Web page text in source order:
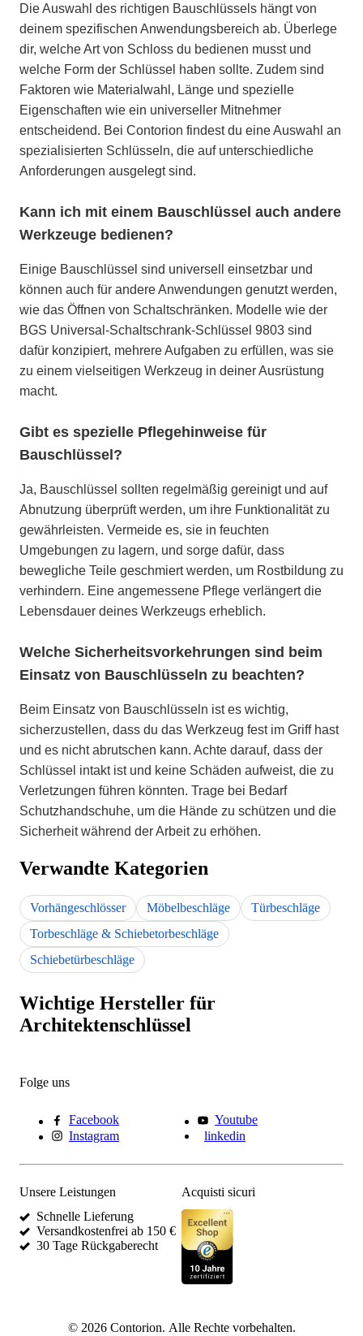
Die Auswahl des richtigen Bauschlüssels hängt von
deinem spezifischen Anwendungsbereich ab. Überlege
dir, welche Art von Schloss du bedienen musst und
welche Form der Schlüssel haben sollte. Zudem sind
Faktoren wie Materialwahl, Länge und spezielle
Eigenschaften wie ein universeller Mitnehmer
entscheidend. Bei Contorion findest du eine Auswahl an
spezialisierten Schlüsseln, die auf unterschiedliche
Anforderungen ausgelegt sind.
Kann ich mit einem Bauschlüssel auch andere
Werkzeuge bedienen?
Einige Bauschlüssel sind universell einsetzbar und
können auch für andere Anwendungen genutzt werden,
wie das Öffnen von Schaltschränken. Modelle wie der
BGS Universal-Schaltschrank-Schlüssel 9803 sind
dafür konzipiert, mehrere Aufgaben zu erfüllen, was sie
zu einem vielseitigen Werkzeug in deiner Ausrüstung
macht.
Gibt es spezielle Pflegehinweise für
Bauschlüssel?
Ja, Bauschlüssel sollten regelmäßig gereinigt und auf
Abnutzung überprüft werden, um ihre Funktionalität zu
gewährleisten. Vermeide es, sie in feuchten
Umgebungen zu lagern, und sorge dafür, dass
bewegliche Teile geschmiert werden, um Rostbildung zu
verhindern. Eine angemessene Pflege verlängert die
Lebensdauer deines Werkzeugs erheblich.
Welche Sicherheitsvorkehrungen sind beim
Einsatz von Bauschlüsseln zu beachten?
Beim Einsatz von Bauschlüsseln ist es wichtig,
sicherzustellen, dass du das Werkzeug fest im Griff hast
und es nicht abrutschen kann. Achte darauf, dass der
Schlüssel intakt ist und keine Schäden aufweist, die zu
Verletzungen führen könnten. Trage bei Bedarf
Schutzhandschuhe, um die Hände zu schützen und die
Sicherheit während der Arbeit zu erhöhen.
Verwandte Kategorien
Vorhängeschlösser Möbelbeschläge
Türbeschläge
Torbeschläge & Schiebetorbeschläge
Schiebetürbeschläge
Wichtige Hersteller für
Architektenschlüssel
Folge uns
Facebook
Youtube
Instagram
linkedin
Unsere Leistungen
Schnelle Lieferung
Versandkostenfrei ab 150 €
30 Tage Rückgaberecht
Acquisti sicuri
© 2026Contorion. Alle Rechte vorbehalten.